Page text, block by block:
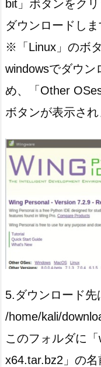
bit」ボタンをク
ダウンロードしま
※「Linux」のボ
windowsでダウン
め、「Other
ボタンが表示され
5.ダウンロード先
/home/kali/
このフォルダに
x64.tar.bz2」の